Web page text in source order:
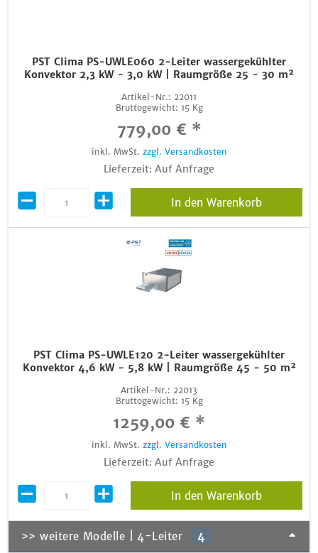
PST Clima PS-UWLE060 2-Leiter wassergekühlter
Konvektor 2,3 kW - 3,0 kW | Raumgröße 25 - 30 m²
Artikel-Nr.: 22011
Bruttogewicht: 15 Kg
779,00 € *
inkl. MwSt. zzgl. Versandkosten
Lieferzeit: Auf Anfrage
In den Warenkorb
PST Clima PS-UWLE120 2-Leiter wassergekühlter
Konvektor 4,6 kW - 5,8 kW | Raumgröße 45 - 50 m²
Artikel-Nr.: 22013
Bruttogewicht: 15 Kg
1259,00 € *
inkl. MwSt. zzgl. Versandkosten
Lieferzeit: Auf Anfrage
In den Warenkorb
>> weitere Modelle | 4-Leiter 4